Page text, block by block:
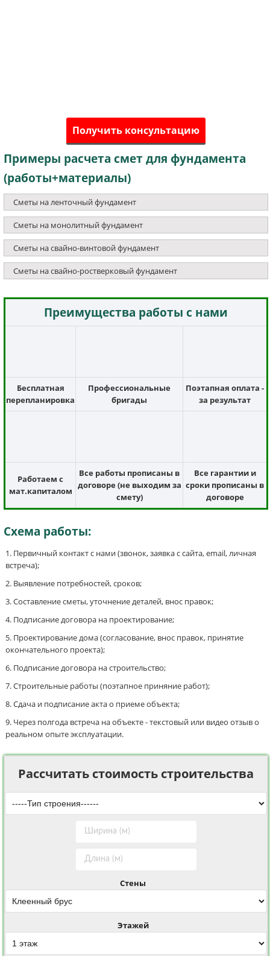
Получить консультацию
Примеры расчета смет для фундамента
(работы+материалы)
Сметы на ленточный фундамент
Сметы на монолитный фундамент
Сметы на свайно-винтовой фундамент
Сметы на свайно-ростверковый фундамент
Преимущества работы с нами
Бесплатная
перепланировка
Профессиональные
бригады
Поэтапная оплата -
за результат
Работаем с
мат.капиталом
Все работы прописаны в
договоре (не выходим за
смету)
Все гарантии и
сроки прописаны в
договоре
Схема работы:
Первичный контакт с нами (звонок, заявка с сайта, email, личная
встреча);
Выявление потребностей, сроков;
Составление сметы, уточнение деталей, внос правок;
Подписание договора на проектирование;
Проектирование дома (согласование, внос правок, принятие
окончательного проекта);
Подписание договора на строительство;
Строительные работы (поэтапное приняние работ);
Сдача и подписание акта о приеме объекта;
Через полгода встреча на объекте - текстовый или видео отзыв о
реальном опыте эксплуатации.
Рассчитать стоимость строительства
Стены
Этажей